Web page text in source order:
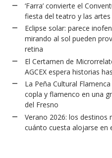
‘Farra’ convierte el
fiesta del teatro y las artes
Eclipse solar: parece
mirando al sol pueden
retina
El Certamen de
AGCEX espera historias
La Peña Cultural Flamenca
copla y flamenco en una
del Fresno
Verano 2026: los destinos
cuánto cuesta alojarse en